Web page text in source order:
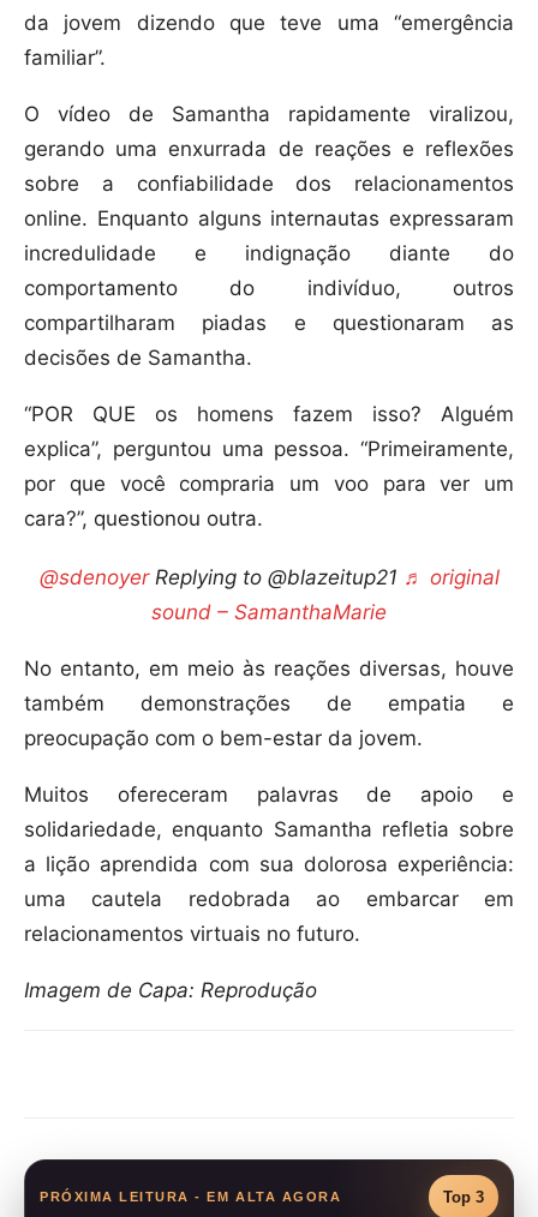
da jovem dizendo que teve uma “emergência
familiar”.
O vídeo de Samantha rapidamente viralizou,
gerando uma enxurrada de reações e reflexões
sobre a confiabilidade dos relacionamentos
online. Enquanto alguns internautas expressaram
incredulidade e indignação diante do
comportamento do indivíduo, outros
compartilharam piadas e questionaram as
decisões de Samantha.
“POR QUE os homens fazem isso? Alguém
explica”, perguntou uma pessoa. “Primeiramente,
por que você compraria um voo para ver um
cara?”, questionou outra.
@sdenoyerReplying to @blazeitup21 ♬ original
sound – SamanthaMarie
No entanto, em meio às reações diversas, houve
também demonstrações de empatia e
preocupação com o bem-estar da jovem.
Muitos ofereceram palavras de apoio e
solidariedade, enquanto Samantha refletia sobre
a lição aprendida com sua dolorosa experiência:
uma cautela redobrada ao embarcar em
relacionamentos virtuais no futuro.
Imagem de Capa: Reprodução
PRÓXIMA LEITURA - EM ALTA AGORA Top 3